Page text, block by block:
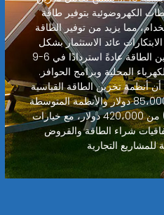
الكهروضوئية بتوفير طاقة
مما يزيد من توفير الطاقة
هذه الابتكارات عائد الاستثمار بشكل
كبير، حيث تحقق مشاريع تخزين الطاقة عادةً استردادًا في 6-9
المحلية وبرامج الحوافز.
أنظمة تخزين الطاقة القياسية
(60-600 كيلوواط) تبدأ من 85،000 دولار والأنظمة المتوسطة
(600 كيلوواط-2.5 ميجاواط) من 420،000 دولار، مع خيارات
شراء الطاقة والقروض